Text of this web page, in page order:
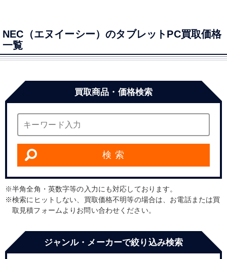
NEC（エヌイーシー）のタブレットPC買取価格
一覧
買取商品・価格検索
検 索
半角全角・英数字等の入力にも対応しております。
検索にヒットしない、買取価格不明等の場合は、お電話または買
取見積フォームよりお問い合わせください。
ジャンル・メーカーで絞り込み検索